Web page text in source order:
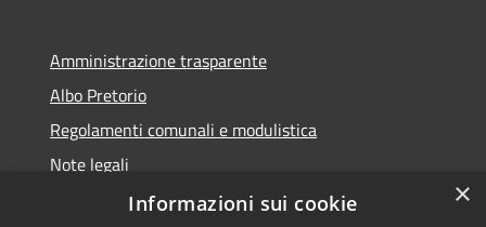
Amministrazione trasparente
Albo Pretorio
Regolamenti comunali e modulistica
Note legali
Dichiarazione di accessibilità
×
Informazioni sui cookie